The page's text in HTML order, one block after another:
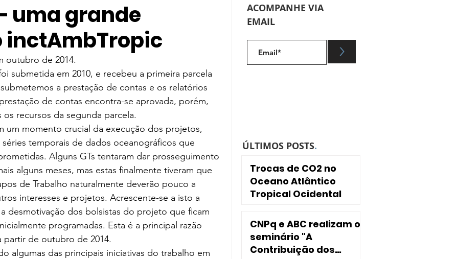
uma grande
inctAmbTropic
de 2014.
submetida em 2010, e recebeu a primeira parcela
a prestação de contas e os relatórios
de contas encontra-se aprovada, porém,
recursos da segunda parcela.
um momento crucial da execução dos projetos,
temporais de dados oceanográficos que
Alguns GTs tentaram dar prosseguimento
alguns meses, mas estas finalmente tiveram que
de Trabalho naturalmente deverão pouco a
interesses e projetos. Acrescente-se a isto a
desmotivação dos bolsistas do projeto que ficam
programadas. Esta é a principal razão
partir de outubro de 2014.
algumas das principais iniciativas do trabalho em
ACOMPANHE VIA
EMAIL
>
ÚLTIMOS POSTS.
Trocas de CO2 no
Oceano Atlântico
Tropical Ocidental
CNPq e ABC realizam o
seminário "A
Contribuição dos